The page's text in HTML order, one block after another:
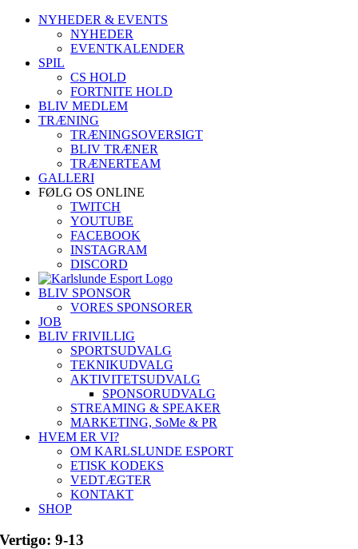
Skip
NYHEDER & EVENTS
NYHEDER
EVENTKALENDER
SPIL
CS HOLD
FORTNITE HOLD
BLIV MEDLEM
TRÆNING
TRÆNINGSOVERSIGT
BLIV TRÆNER
TRÆNERTEAM
GALLERI
FØLG OS ONLINE
TWITCH
YOUTUBE
FACEBOOK
INSTAGRAM
DISCORD
BLIV SPONSOR
VORES SPONSORER
JOB
BLIV FRIVILLIG
SPORTSUDVALG
TEKNIKUDVALG
AKTIVITETSUDVALG
SPONSORUDVALG
STREAMING & SPEAKER
MARKETING, SoMe & PR
HVEM ER VI?
OM KARLSLUNDE ESPORT
ETISK KODEKS
VEDTÆGTER
KONTAKT
SHOP
Vertigo: 9-13